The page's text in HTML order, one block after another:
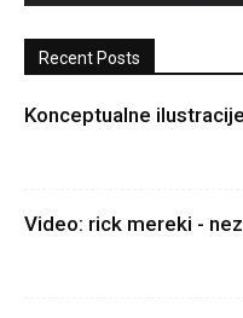
Recent Posts
Konceptualne
Video: rick mereki -